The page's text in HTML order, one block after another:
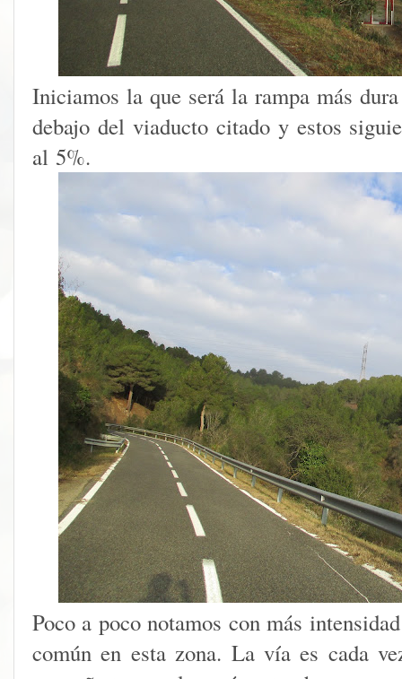
Iniciamos la que será la rampa más
debajo del viaducto citado y estos
al 5%.
Poco a poco notamos con más
común en esta zona. La vía es cada